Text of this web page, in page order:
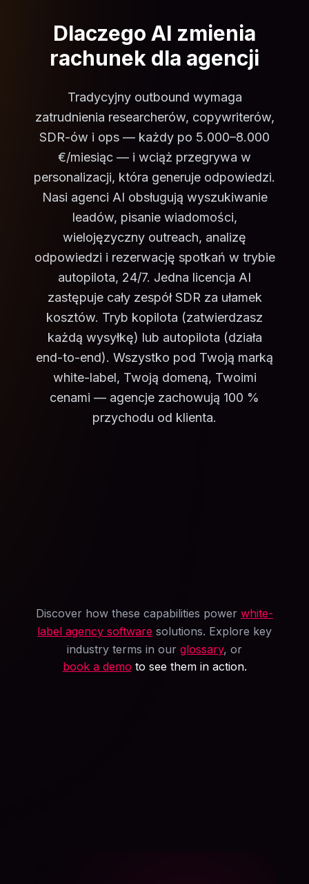
Dlaczego AI zmienia
rachunek dla agencji
Tradycyjny outbound wymaga
zatrudnienia researcherów, copywriterów,
SDR-ów i ops — każdy po 5.000–8.000
€/miesiąc — i wciąż przegrywa w
personalizacji, która generuje odpowiedzi.
Nasi agenci AI obsługują wyszukiwanie
leadów, pisanie wiadomości,
wielojęzyczny outreach, analizę
odpowiedzi i rezerwację spotkań w trybie
autopilota, 24/7. Jedna licencja AI
zastępuje cały zespół SDR za ułamek
kosztów. Tryb kopilota (zatwierdzasz
każdą wysyłkę) lub autopilota (działa
end-to-end). Wszystko pod Twoją marką
white-label, Twoją domeną, Twoimi
cenami — agencje zachowują 100 %
przychodu od klienta.
Discover how these capabilities power white-
label agency software solutions. Explore key
industry terms in our glossary, or
book a demo to see them in action.